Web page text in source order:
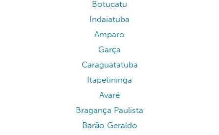
Botucatu
Indaiatuba
Amparo
Garça
Caraguatatuba
Itapetininga
Avaré
Bragança Paulista
Barão Geraldo